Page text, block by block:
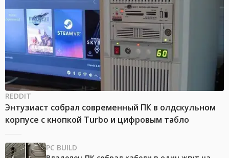
REDDIT
Энтузиаст собрал современный ПК в олдскульном
корпусе с кнопкой Turbo и цифровым табло
PC BUILD